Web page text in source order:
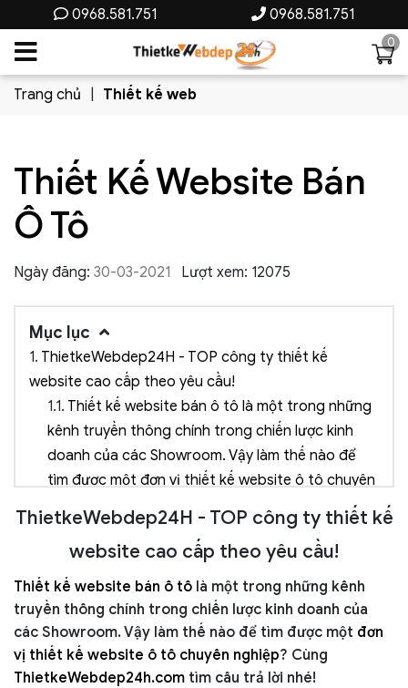
0968.581.751 0968.581.751
0
Trang chủ Thiết kế web
Thiết Kế Website Bán
Ô Tô
Ngày đăng: 30-03-2021 Lượt xem: 12075
Mục lục
1. ThietkeWebdep24H - TOP công ty thiết kế
website cao cấp theo yêu cầu!
1.1. Thiết kế website bán ô tô là một trong những
kênh truyền thông chính trong chiến lược kinh
doanh của các Showroom. Vậy làm thế nào để
tìm được một đơn vị thiết kế website ô tô chuyên
nghiệp? Cùng ThietkeWebdep24h.com tìm câu
trả lời nhé!
Tầm quan trọng khi thiết kế Website bán ô tô
2.1. Tìm kiếm và gia tăng số lượng khách hàng
tiềm năng
2.2.Gia tăng lợi thế cạnh tranh với các đối thủ
2.3.Mang thương hiệu ra thị trường toàn cầu
2.4.Thể hiện đẳng cấp của Showroom
ThietkeWebdep24H - TOP công ty thiết kế
website cao cấp theo yêu cầu!
Thiết kế website bán ô tô là một trong những kênh
truyền thông chính trong chiến lược kinh doanh của
các Showroom. Vậy làm thế nào để tìm được một đơn
vị thiết kế website ô tô chuyên nghiệp? Cùng
ThietkeWebdep24h.com tìm câu trả lời nhé!